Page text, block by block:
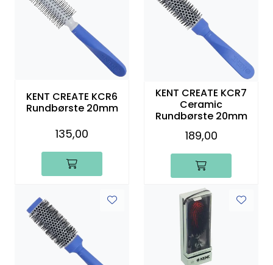
KENT CREATE KCR6
Rundbørste 20mm
135,00
KENT CREATE KCR7
Ceramic
Rundbørste 20mm
189,00